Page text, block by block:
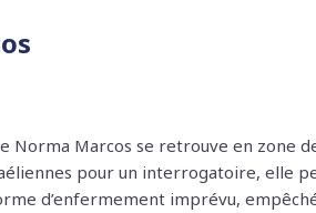
Norma Marcos se retrouve en zone
pour un interrogatoire, elle
d’enfermement imprévu,